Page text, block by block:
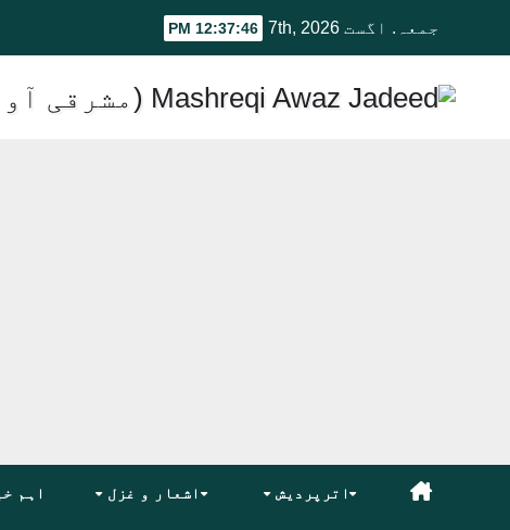
جمعہ. اگست 7th, 2026 12:37:47 PM
اترپردیش اشعار و غزل اہم